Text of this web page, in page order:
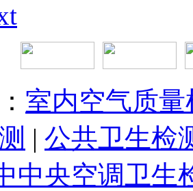
室内空气质量
| 公共卫生检
中央空调卫生